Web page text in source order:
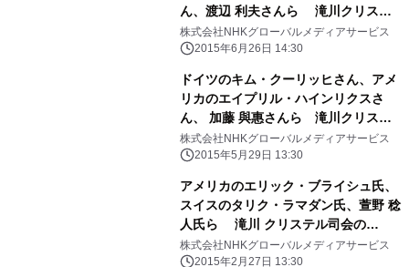
ん、渡辺 利夫さんら 滝川クリステ
ル司会の「NHK」の国際討論番組で
「中国の経済戦略」について議論
株式会社NHKグローバルメディアサービス
2015年6月26日 14:30
ドイツのキム・クーリッヒさん、アメ
リカのエイプリル・ハインリクスさ
ん、 加藤 與惠さんら 滝川クリステ
ル司会の「NHK」の国際討論番組で
「FIFA女子ワールドカップ」について
株式会社NHKグローバルメディアサービス
2015年5月29日 13:30
アメリカのエリック・ブライシュ氏、
スイスのタリク・ラマダン氏、萱野 稔
人氏ら 滝川 クリステル司会の
「NHK」の国際討論番組で 「広が
る“不寛容”」について議論
株式会社NHKグローバルメディアサービス
2015年2月27日 13:30